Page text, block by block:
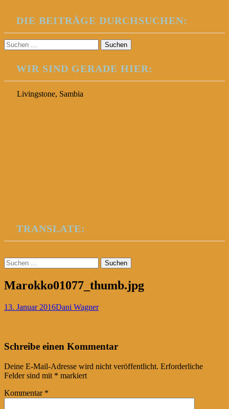
DIE BEITRÄGE DURCHSUCHEN:
Suchen
nach:
WIR SIND GERADE HIER:
Livingstone, Sambia
TRANSLATE:
Suchen
nach:
Marokko01077_thumb.jpg
13. Januar 2016Dani Wagner
Post
navigation
←
Schreibe einen Kommentar
Deine E-Mail-Adresse wird nicht veröffentlicht. Erforderliche
Felder sind mit * markiert
Kommentar *